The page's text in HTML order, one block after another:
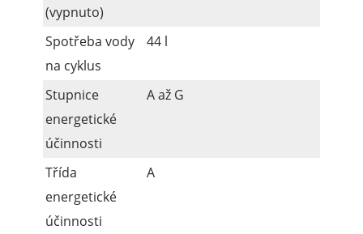
(vypnuto)
Spotřeba vody
na cyklus
44 l
Stupnice
energetické
účinnosti
A až G
Třída
energetické
účinnosti
A